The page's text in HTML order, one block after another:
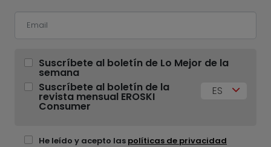
Suscríbete al boletín de Lo Mejor de la
semana
Suscríbete al boletín de la
revista mensual EROSKI
Consumer
ES
He leído y acepto las políticas de privacidad